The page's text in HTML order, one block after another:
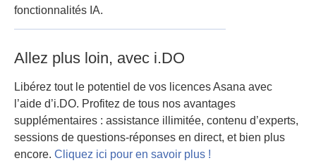
fonctionnalités IA.
Allez plus loin, avec i.DO
Libérez tout le potentiel de vos licences Asana avec
l’aide d’i.DO. Profitez de tous nos avantages
supplémentaires : assistance illimitée, contenu d’experts,
sessions de questions-réponses en direct, et bien plus
encore. Cliquez ici pour en savoir plus !